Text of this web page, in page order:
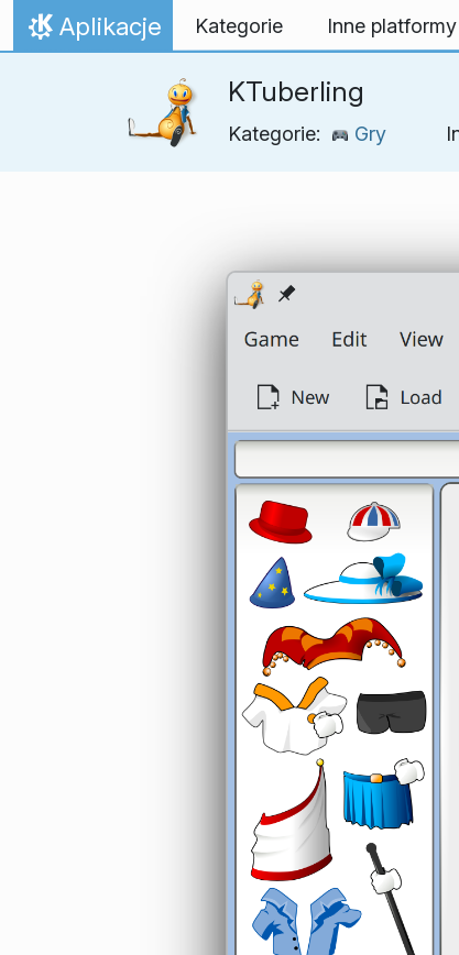
Przejdź to treści
Strona domowa
Aplikacje Kategorie Inne platformy
KTuberling
Kategorie: Gry